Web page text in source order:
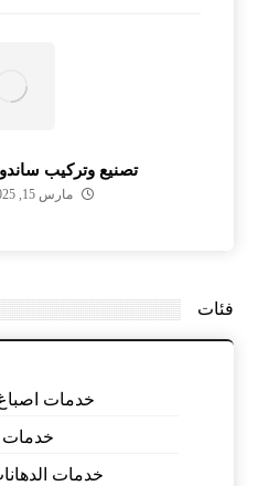
تصنيع وتركيب
مارس 15, 2025
فئات
خدمات
خدمات
خدمات